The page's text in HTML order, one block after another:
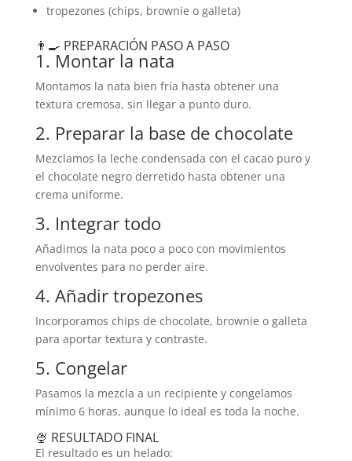
tropezones (chips, brownie o galleta)
👨‍🍳 PREPARACIÓN PASO A PASO
1. Montar la nata
Montamos la nata bien fría hasta obtener una
textura cremosa, sin llegar a punto duro.
2. Preparar la base de chocolate
Mezclamos la leche condensada con el cacao puro y
el chocolate negro derretido hasta obtener una
crema uniforme.
3. Integrar todo
Añadimos la nata poco a poco con movimientos
envolventes para no perder aire.
4. Añadir tropezones
Incorporamos chips de chocolate, brownie o galleta
para aportar textura y contraste.
5. Congelar
Pasamos la mezcla a un recipiente y congelamos
mínimo 6 horas, aunque lo ideal es toda la noche.
🍨 RESULTADO FINAL
El resultado es un helado: